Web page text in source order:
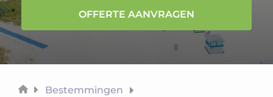
OFFERTE AANVRAGEN
Bestemmingen